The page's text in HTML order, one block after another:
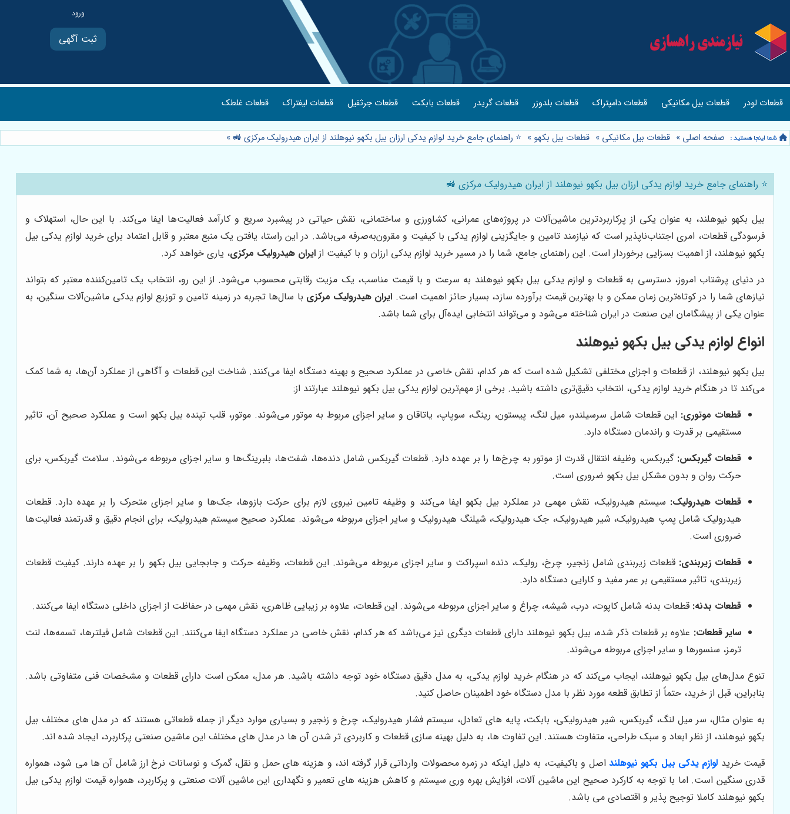
ثبت آگهی
قطعات لودر قطعات بیل مکانیکی قطعات دامپتراک قطعات بلدوزر قطعات گریدر قطعات بابکت قطعات جرثقیل قطعات لیفتراک قطعات غلطک
صفحه اصلی » قطعات بیل مکانیکی » قطعات بیل بکهو » ⭐️ راهنمای جامع خرید لوازم یدکی ارزان بیل بکهو نیوهلند از ایران هیدرولیک مرکزی 🚜 »
⭐️ راهنمای جامع خرید لوازم یدکی ارزان بیل بکهو نیوهلند از ایران هیدرولیک مرکزی 🚜
بیل بکهو نیوهلند، به عنوان یکی از پرکاربردترین ماشین‌آلات در پروژه‌های عمرانی، کشاورزی و ساختمانی، نقش حیاتی در پیشبرد سریع و کارآمد فعالیت‌ها ایفا می‌کند. با این حال، استهلاک و
فرسودگی قطعات، امری اجتناب‌ناپذیر است که نیازمند تامین و جایگزینی لوازم یدکی با کیفیت و مقرون‌به‌صرفه می‌باشد. در این راستا، یافتن یک منبع معتبر و قابل اعتماد برای خرید لوازم یدکی بیل
بکهو نیوهلند، از اهمیت بسزایی برخوردار است. این راهنمای جامع، شما را در مسیر خرید لوازم یدکی ارزان و با کیفیت از ایران هیدرولیک مرکزی، یاری خواهد کرد.
در دنیای پرشتاب امروز، دسترسی به قطعات و لوازم یدکی بیل بکهو نیوهلند به سرعت و با قیمت مناسب، یک مزیت رقابتی محسوب می‌شود. از این رو، انتخاب یک تامین‌کننده معتبر که بتواند
نیازهای شما را در کوتاه‌ترین زمان ممکن و با بهترین قیمت برآورده سازد، بسیار حائز اهمیت است. ایران هیدرولیک مرکزی با سال‌ها تجربه در زمینه تامین و توزیع لوازم یدکی ماشین‌آلات سنگین، به
عنوان یکی از پیشگامان این صنعت در ایران شناخته می‌شود و می‌تواند انتخابی ایده‌آل برای شما باشد.
انواع لوازم یدکی بیل بکهو نیوهلند
بیل بکهو نیوهلند، از قطعات و اجزای مختلفی تشکیل شده است که هر کدام، نقش خاصی در عملکرد صحیح و بهینه دستگاه ایفا می‌کنند. شناخت این قطعات و آگاهی از عملکرد آن‌ها، به شما کمک
می‌کند تا در هنگام خرید لوازم یدکی، انتخاب دقیق‌تری داشته باشید. برخی از مهم‌ترین لوازم یدکی بیل بکهو نیوهلند عبارتند از:
قطعات موتوری: این قطعات شامل سرسیلندر، میل لنگ، پیستون، رینگ، سوپاپ، یاتاقان و سایر اجزای مربوط به موتور می‌شوند. موتور، قلب تپنده بیل بکهو است و عملکرد صحیح آن، تاثیر
مستقیمی بر قدرت و راندمان دستگاه دارد.
قطعات گیربکس: گیربکس، وظیفه انتقال قدرت از موتور به چرخ‌ها را بر عهده دارد. قطعات گیربکس شامل دنده‌ها، شفت‌ها، بلبرینگ‌ها و سایر اجزای مربوطه می‌شوند. سلامت گیربکس، برای
حرکت روان و بدون مشکل بیل بکهو ضروری است.
قطعات هیدرولیک: سیستم هیدرولیک، نقش مهمی در عملکرد بیل بکهو ایفا می‌کند و وظیفه تامین نیروی لازم برای حرکت بازوها، جک‌ها و سایر اجزای متحرک را بر عهده دارد. قطعات
هیدرولیک شامل پمپ هیدرولیک، شیر هیدرولیک، جک هیدرولیک، شیلنگ هیدرولیک و سایر اجزای مربوطه می‌شوند. عملکرد صحیح سیستم هیدرولیک، برای انجام دقیق و قدرتمند فعالیت‌ها
ضروری است.
قطعات زیربندی: قطعات زیربندی شامل زنجیر، چرخ، رولیک، دنده اسپراکت و سایر اجزای مربوطه می‌شوند. این قطعات، وظیفه حرکت و جابجایی بیل بکهو را بر عهده دارند. کیفیت قطعات
زیربندی، تاثیر مستقیمی بر عمر مفید و کارایی دستگاه دارد.
قطعات بدنه: قطعات بدنه شامل کاپوت، درب، شیشه، چراغ و سایر اجزای مربوطه می‌شوند. این قطعات، علاوه بر زیبایی ظاهری، نقش مهمی در حفاظت از اجزای داخلی دستگاه ایفا می‌کنند.
سایر قطعات: علاوه بر قطعات ذکر شده، بیل بکهو نیوهلند دارای قطعات دیگری نیز می‌باشد که هر کدام، نقش خاصی در عملکرد دستگاه ایفا می‌کنند. این قطعات شامل فیلترها، تسمه‌ها، لنت
ترمز، سنسورها و سایر اجزای مربوطه می‌شوند.
تنوع مدل‌های بیل بکهو نیوهلند، ایجاب می‌کند که در هنگام خرید لوازم یدکی، به مدل دقیق دستگاه خود توجه داشته باشید. هر مدل، ممکن است دارای قطعات و مشخصات فنی متفاوتی باشد.
بنابراین، قبل از خرید، حتماً از تطابق قطعه مورد نظر با مدل دستگاه خود اطمینان حاصل کنید.
به عنوان مثال، سر میل لنگ، گیربکس، شیر هیدرولیکی، بابکت، پایه های تعادل، سیستم فشار هیدرولیک، چرخ و زنجیر و بسیاری موارد دیگر از جمله قطعاتی هستند که در مدل های مختلف بیل
بکهو نیوهلند، از نظر ابعاد و سبک طراحی، متفاوت هستند. این تفاوت ها، به دلیل بهینه سازی قطعات و کاربردی تر شدن آن ها در مدل های مختلف این ماشین صنعتی پرکاربرد، ایجاد شده اند.
قیمت خرید لوازم یدکی بیل بکهو نیوهلند اصل و باکیفیت، به دلیل اینکه در زمره محصولات وارداتی قرار گرفته اند، و هزینه های حمل و نقل، گمرک و نوسانات نرخ ارز شامل آن ها می شود، همواره
قدری سنگین است. اما با توجه به کارکرد صحیح این ماشین آلات، افزایش بهره وری سیستم و کاهش هزینه های تعمیر و نگهداری این ماشین آلات صنعتی و پرکاربرد، همواره قیمت لوازم یدکی بیل
بکهو نیوهلند کاملا توجیح پذیر و اقتصادی می باشد.